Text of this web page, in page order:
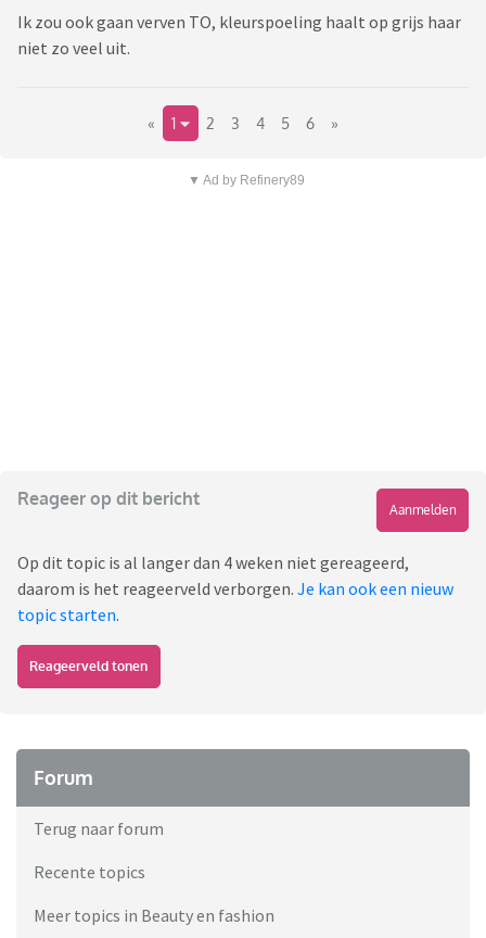
Ik zou ook gaan verven TO, kleurspoeling haalt op grijs haar
niet zo veel uit.
« 1 2 3 4 5 6 »
▼ Ad by Refinery89
Reageer op dit bericht
Aanmelden
Op dit topic is al langer dan 4 weken niet gereageerd,
daarom is het reageerveld verborgen. Je kan ook een nieuw
topic starten.
Reageerveld tonen
Forum
Terug naar forum
Recente topics
Meer topics in Beauty en fashion